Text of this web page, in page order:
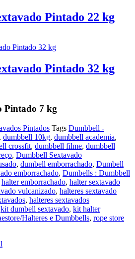
Pintado 22 kg
Pintado 32 kg
Pintado 7 kg
Pintados Tags Dumbbell -
, dumbbell 10kg, dumbbell academia,
crossfit, dumbbell filme, dumbbell
, Dumbbell Sextavado
, dumbell emborrachado, Dumbell
emborrachado, Dumbells : Dumbbell
halter emborrachado, halter sextavado
vulcanizado, halteres sextavado
, halteres sextavados
kit dumbell sextavado, kit halter
Halteres e Dumbbells, rope store